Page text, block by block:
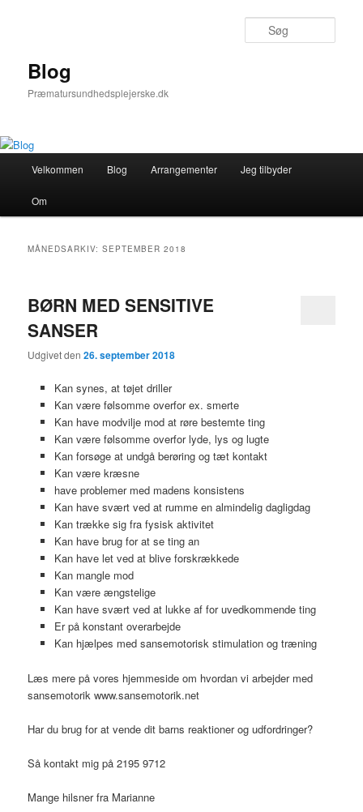
Blog
Præmatursundhedsplejerske.dk
Velkommen Blog Arrangementer Jeg tilbyder
Om
MÅNEDSARKIV:SEPTEMBER 2018
BØRN MED SENSITIVE
SANSER
Udgivet den26. september 2018
Kan synes, at tøjet driller
Kan være følsomme overfor ex. smerte
Kan have modvilje mod at røre bestemte ting
Kan være følsomme overfor lyde, lys og lugte
Kan forsøge at undgå berøring og tæt kontakt
Kan være kræsne
have problemer med madens konsistens
Kan have svært ved at rumme en almindelig dagligdag
Kan trække sig fra fysisk aktivitet
Kan have brug for at se ting an
Kan have let ved at blive forskrækkede
Kan mangle mod
Kan være ængstelige
Kan have svært ved at lukke af for uvedkommende ting
Er på konstant overarbejde
Kan hjælpes med sansemotorisk stimulation og træning
Læs mere på vores hjemmeside om hvordan vi arbejder med
sansemotorik www.sansemotorik.net
Har du brug for at vende dit barns reaktioner og udfordringer?
Så kontakt mig på 2195 9712
Mange hilsner fra Marianne